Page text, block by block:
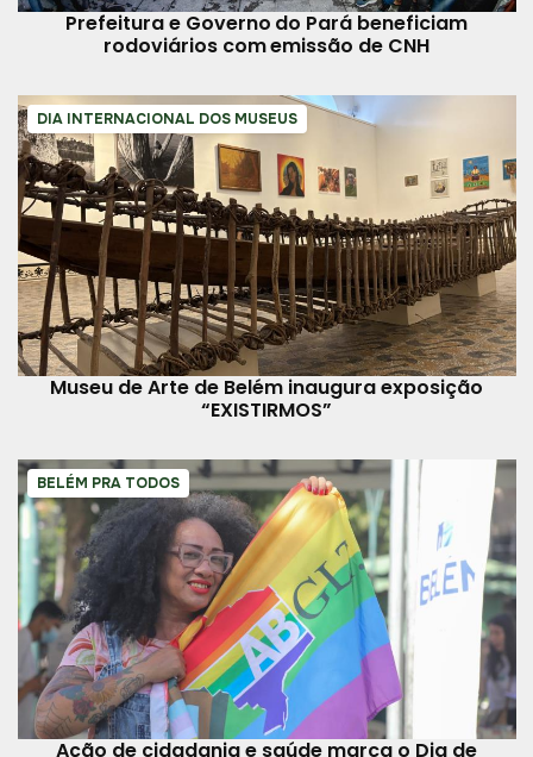
Prefeitura e Governo do Pará beneficiam
rodoviários com emissão de CNH
DIA INTERNACIONAL DOS MUSEUS
Museu de Arte de Belém inaugura exposição
“EXISTIRMOS”
BELÉM PRA TODOS
Ação de cidadania e saúde marca o Dia de